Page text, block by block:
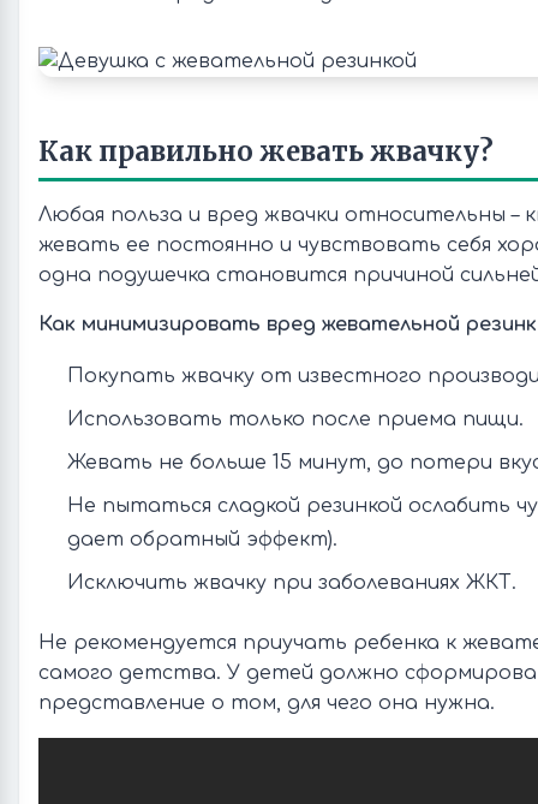
Как правильно жевать жвачку?
Любая польза и вред жвачки относительны
жевать ее постоянно и чувствовать себя
одна подушечка становится причиной
Как минимизировать вред жевательной
Покупать жвачку от известного
Использовать только после приема пищи.
Жевать не больше 15 минут, до потери
Не пытаться сладкой резинкой ослабить
дает обратный эффект).
Исключить жвачку при заболеваниях ЖКТ.
Не рекомендуется приучать ребенка к
самого детства. У детей должно
представление о том, для чего она нужна.